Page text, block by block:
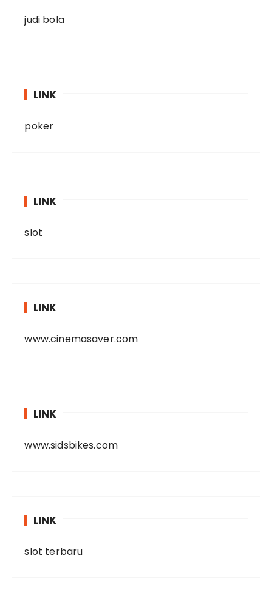
judi bola
LINK
poker
LINK
slot
LINK
www.cinemasaver.com
LINK
www.sidsbikes.com
LINK
slot terbaru